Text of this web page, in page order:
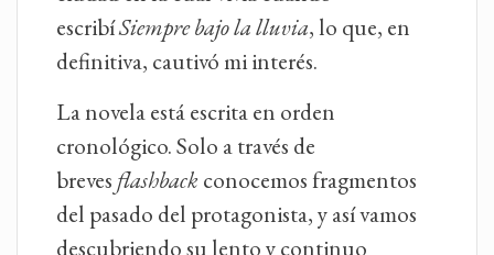
escribíSiempre bajo la lluvia, lo que, en
definitiva, cautivó mi interés.
La novela está escrita en orden
cronológico. Solo a través de
breves flashback conocemosfragmentos
del pasado del protagonista, y así vamos
descubriendo su lento y continuo